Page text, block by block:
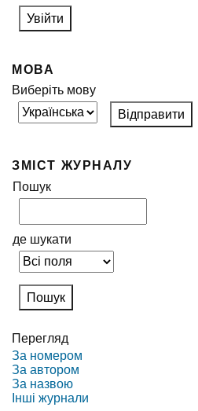
МОВА
Виберіть мову
ЗМІСТ ЖУРНАЛУ
Пошук
де шукати
Перегляд
За номером
За автором
За назвою
Інші журнали